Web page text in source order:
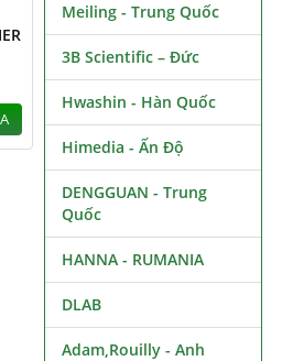
Meiling - Trung Quốc
3B Scientific – Đức
Hwashin - Hàn Quốc
Himedia - Ấn Độ
DENGGUAN - Trung
Quốc
HANNA - RUMANIA
DLAB
Adam,Rouilly - Anh